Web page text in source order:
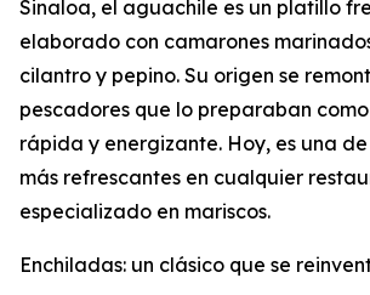
Sinaloa, el aguachile es un platillo
elaborado con camarones
cilantro y pepino. Su origen se
pescadores que lo preparaban
rápida y energizante. Hoy, es una
más refrescantes en cualquier
especializado en mariscos.
Enchiladas: un clásico que se